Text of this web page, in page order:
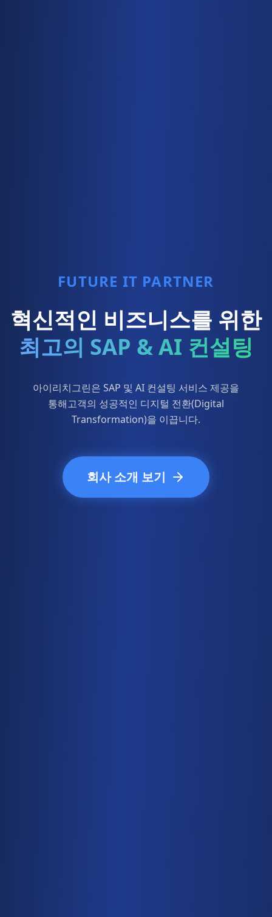
FUTURE IT PARTNER
혁신적인 비즈니스를 위한
최고의 SAP & AI 컨설팅
아이리치그린은 SAP 및 AI 컨설팅 서비스 제공을
통해고객의 성공적인 디지털 전환(Digital
Transformation)을 이끕니다.
회사 소개 보기